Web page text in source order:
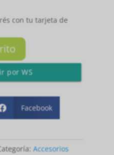
con tu tarjeta de
por WS
Facebook
Accesorios